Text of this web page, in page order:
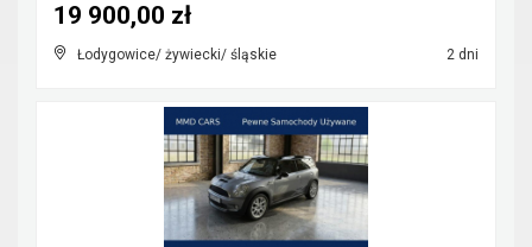
Łodygowice/ żywiecki/ śląskie 2 dni
19 900,00 zł